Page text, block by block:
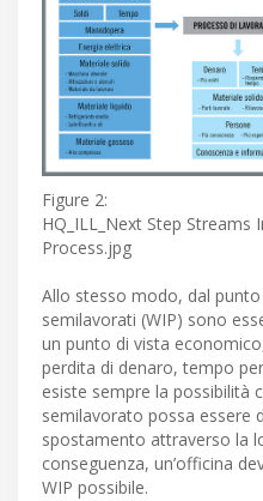
Figure 2:
HQ_ILL_Next Step Streams
Process.jpg
Allo stesso modo, dal
semilavorati (WIP) sono
un punto di vista
perdita di denaro, tempo
esiste sempre la possibilità
semilavorato possa essere
spostamento attraverso la
conseguenza, un’officina
WIP possibile.